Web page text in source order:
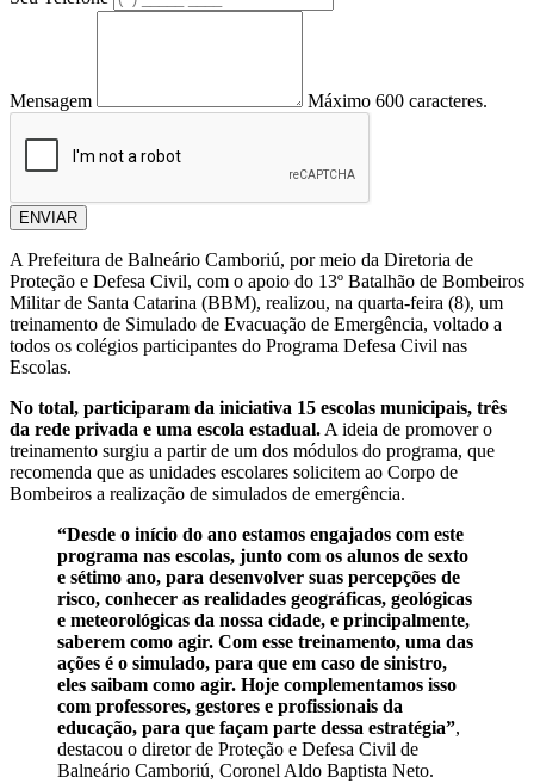
Mensagem Máximo 600 caracteres.
ENVIAR
A Prefeitura de Balneário Camboriú, por meio da Diretoria de
Proteção e Defesa Civil, com o apoio do 13º Batalhão de Bombeiros
Militar de Santa Catarina (BBM), realizou, na quarta-feira (8), um
treinamento de Simulado de Evacuação de Emergência, voltado a
todos os colégios participantes do Programa Defesa Civil nas
Escolas.
No total, participaram da iniciativa 15 escolas municipais, três
da rede privada e uma escola estadual.A ideia de promover o
treinamento surgiu a partir de um dos módulos do programa, que
recomenda que as unidades escolares solicitem ao Corpo de
Bombeiros a realização de simulados de emergência.
“Desde o início do ano estamos engajados com este
programa nas escolas, junto com os alunos de sexto
e sétimo ano, para desenvolver suas percepções de
risco, conhecer as realidades geográficas, geológicas
e meteorológicas da nossa cidade, e principalmente,
saberem como agir. Com esse treinamento, uma das
ações é o simulado, para que em caso de sinistro,
eles saibam como agir. Hoje complementamos isso
com professores, gestores e profissionais da
educação, para que façam parte dessa estratégia”,
destacou o diretor de Proteção e Defesa Civil de
Balneário Camboriú, Coronel Aldo Baptista Neto.